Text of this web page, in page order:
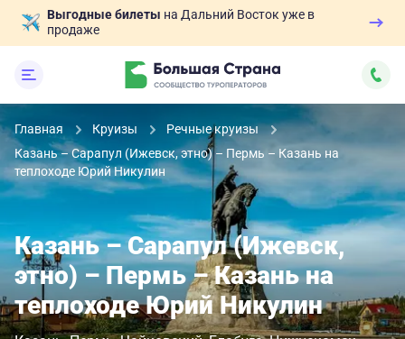
Выгодные билеты на Дальний Восток уже в
продаже
Главная Круизы
Речные круизы
Казань – Сарапул (Ижевск, этно) – Пермь – Казань на
теплоходе Юрий Никулин
Казань – Сарапул (Ижевск,
этно) – Пермь – Казань на
теплоходе Юрий Никулин